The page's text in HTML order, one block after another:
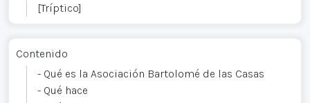
[Tríptico]
Contenido
- Qué es la Asociación Bartolomé de las Casas
- Qué hace